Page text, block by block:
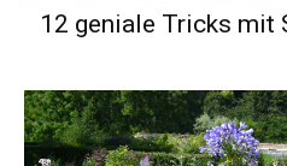
12 geniale Tricks mit